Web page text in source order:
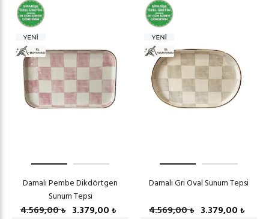
Damalı Pembe Dikdörtgen
Sunum Tepsi
4.569,00₺ 3.379,00 ₺
Damalı Gri Oval Sunum Tepsi
4.569,00₺ 3.379,00 ₺